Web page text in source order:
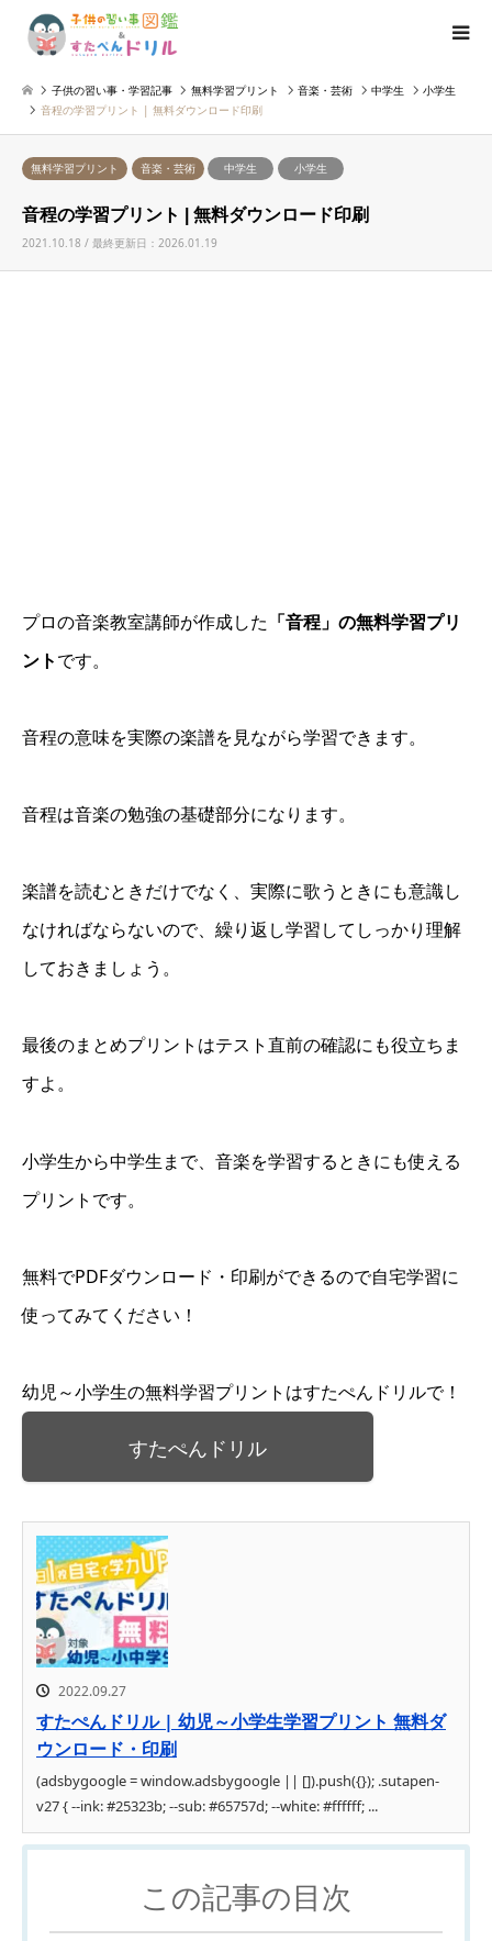
子供の習い事・学習記事 無料学習プリント 音楽・芸術 中学生
小学生
音程の学習プリント | 無料ダウンロード印刷
無料学習プリント 音楽・芸術 中学生 小学生
音程の学習プリント | 無料ダウンロード印刷
2021.10.18 / 最終更新日：2026.01.19
プロの音楽教室講師が作成した 「音程」の無料学習プリ
ントです。
音程の意味を実際の楽譜を見ながら学習できます。
音程は音楽の勉強の基礎部分になります。
楽譜を読むときだけでなく、実際に歌うときにも意識し
なければならないので、繰り返し学習してしっかり理解
しておきましょう。
最後のまとめプリントはテスト直前の確認にも役立ちま
すよ。
小学生から中学生まで、音楽を学習するときにも使える
プリントです。
無料でPDFダウンロード・印刷ができるので自宅学習に
使ってみてください！
幼児～小学生の無料学習プリントはすたぺんドリルで！
すたぺんドリル
2022.09.27
すたぺんドリル | 幼児～小学生学習プリント 無料ダ
ウンロード・印刷
(adsbygoogle = window.adsbygoogle || []).push({}); .sutapen-
v27 { --ink: #25323b; --sub: #65757d; --white: #ffffff; ...
この記事の目次